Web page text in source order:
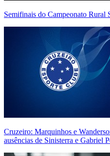
Semifinais do Campeonato Rural
Cruzeiro: Marquinhos e
ausências de Sinisterra e Gabriel